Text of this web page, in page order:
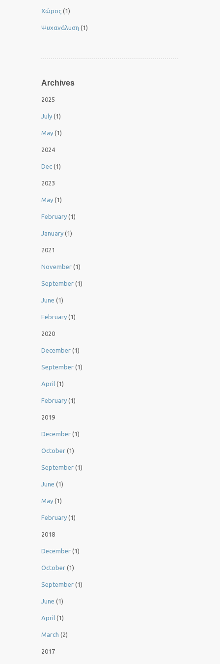
Χώρος (1)
Ψυχανάλυση (1)
Archives
2025
July (1)
May (1)
2024
Dec (1)
2023
May (1)
February (1)
January (1)
2021
November (1)
September (1)
June (1)
February (1)
2020
December (1)
September (1)
April (1)
February (1)
2019
December (1)
October (1)
September (1)
June (1)
May (1)
February (1)
2018
December (1)
October (1)
September (1)
June (1)
April (1)
March (2)
2017